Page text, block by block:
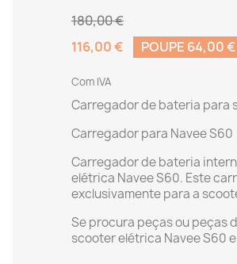
180,00 €
116,00 €
POUPE 64,00 €
Com IVA
Carregador de bateria para
Carregador para Navee S60
Carregador de bateria
elétrica Navee S60. Este
exclusivamente para a
Se procura peças ou peças
scooter elétrica Navee S60